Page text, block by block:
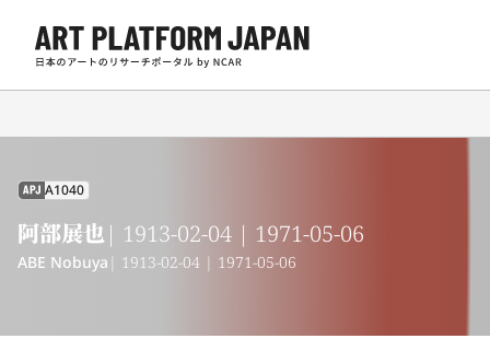
APJ A1040
阿部展也| 1913-02-04 | 1971-05-06
ABE Nobuya | 1913-02-04 | 1971-05-06